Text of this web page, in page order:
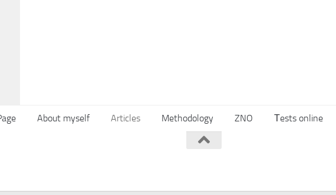
About myself Articles Methodology ZNO Тests online